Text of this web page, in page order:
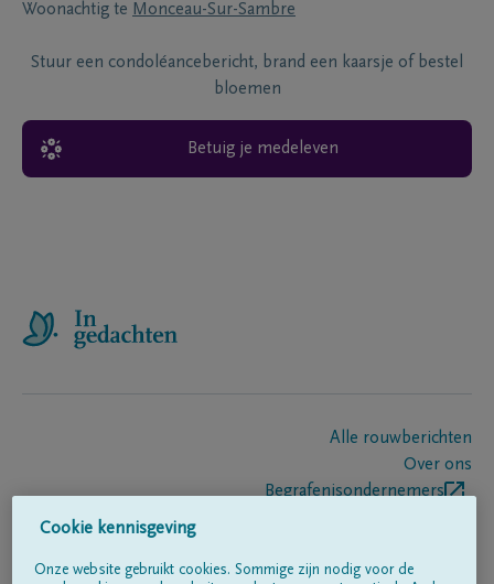
Woonachtig te Monceau-Sur-Sambre
Stuur een condoléancebericht, brand een kaarsje of bestel
bloemen
Betuig je medeleven
Alle rouwberichten
Over ons
Begrafenisondernemers
Cookie kennisgeving
Onze website gebruikt cookies. Sommige zijn nodig voor de